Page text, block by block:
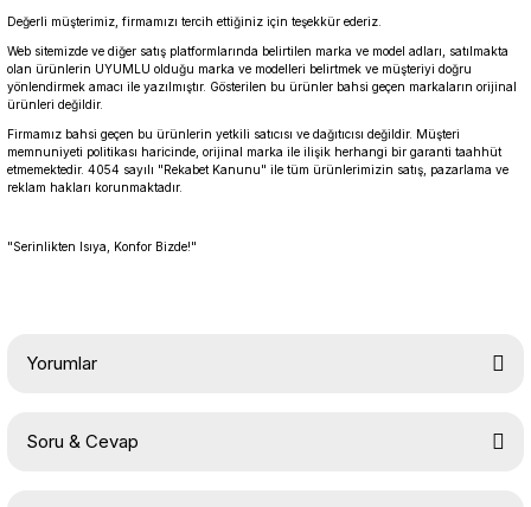
Değerli müşterimiz, firmamızı tercih ettiğiniz için teşekkür ederiz.
Web sitemizde ve diğer satış platformlarında belirtilen marka ve model adları, satılmakta
olan ürünlerin UYUMLU olduğu marka ve modelleri belirtmek ve müşteriyi doğru
yönlendirmek amacı ile yazılmıştır. Gösterilen bu ürünler bahsi geçen markaların orijinal
ürünleri değildir.
Firmamız bahsi geçen bu ürünlerin yetkili satıcısı ve dağıtıcısı değildir. Müşteri
memnuniyeti politikası haricinde, orijinal marka ile ilişik herhangi bir garanti taahhüt
etmemektedir. 4054 sayılı "Rekabet Kanunu" ile tüm ürünlerimizin satış, pazarlama ve
reklam hakları korunmaktadır.
"Serinlikten Isıya, Konfor Bizde!"
Yorumlar
Soru & Cevap